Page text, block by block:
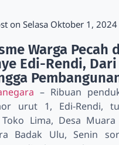
on Selasa Oktober 1, 2024
Warga Pecah
Edi-Rendi,
– Ribuan
urut 1, Edi-Rendi,
Toko Lima, Desa
Badak Ulu, Senin